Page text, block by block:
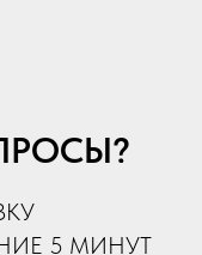
5 МИНУТ